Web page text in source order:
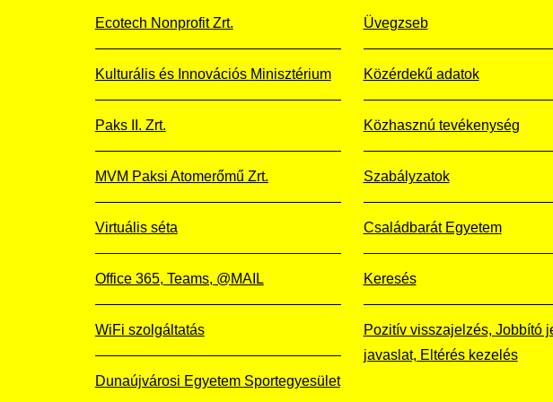
Ecotech Nonprofit Zrt.
Kulturális és Innovációs Minisztérium
Paks II. Zrt.
MVM Paksi Atomerőmű Zrt.
Virtuális séta
Office 365, Teams, @MAIL
WiFi szolgáltatás
Dunaújvárosi Egyetem Sportegyesület
Üvegzseb
Közérdekű adatok
Közhasznú tevékenység
Szabályzatok
Családbarát Egyetem
Keresés
Pozitív visszajelzés, Jobbító
javaslat, Eltérés kezelés